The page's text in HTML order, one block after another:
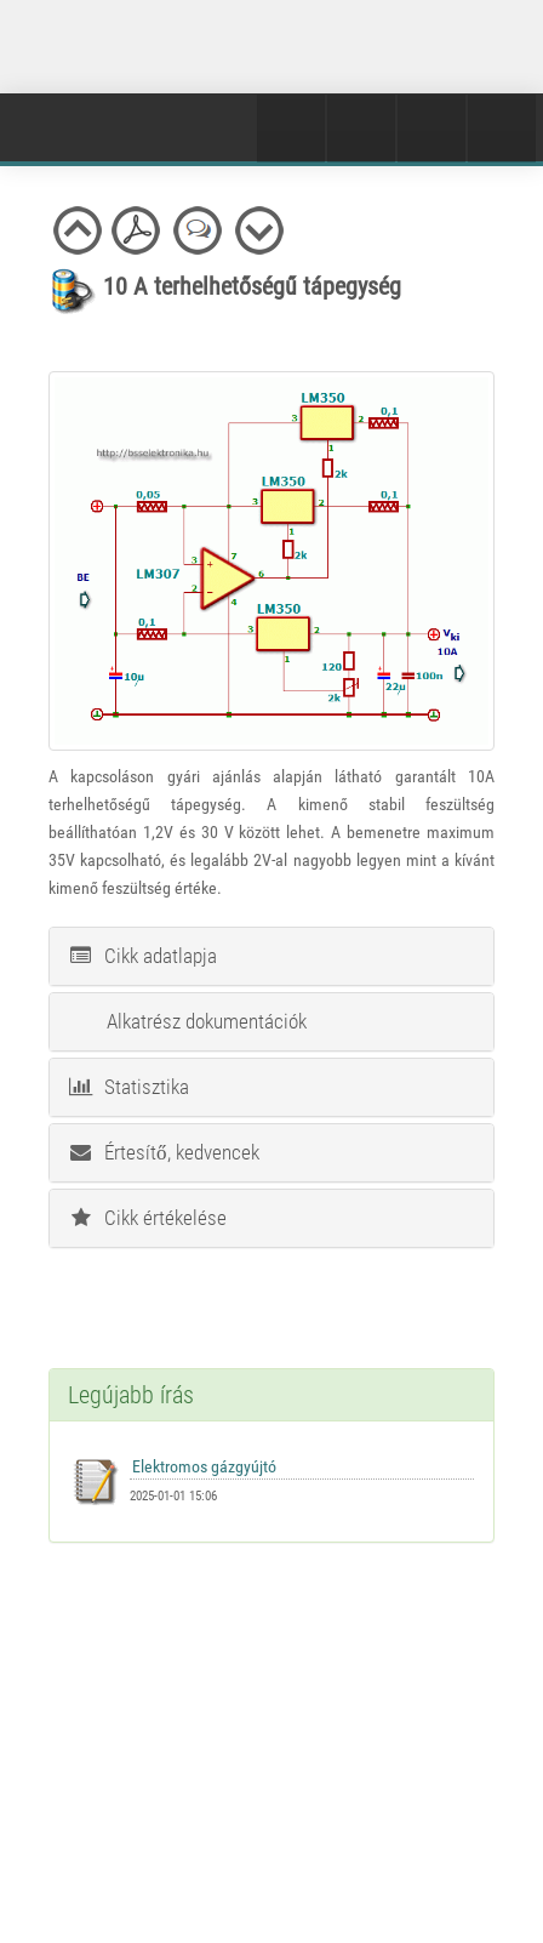
10 A terhelhetőségű tápegység
A kapcsoláson gyári ajánlás alapján látható garantált 10A
terhelhetőségű tápegység. A kimenő stabil feszültség
beállíthatóan 1,2V és 30 V között lehet. A bemenetre maximum
35V kapcsolható, és legalább 2V-al nagyobb legyen mint a kívánt
kimenő feszültség értéke.
Cikk adatlapja
Alkatrész dokumentációk
Statisztika
Értesítő, kedvencek
Cikk értékelése
Legújabb írás
2025-01-01 15:06